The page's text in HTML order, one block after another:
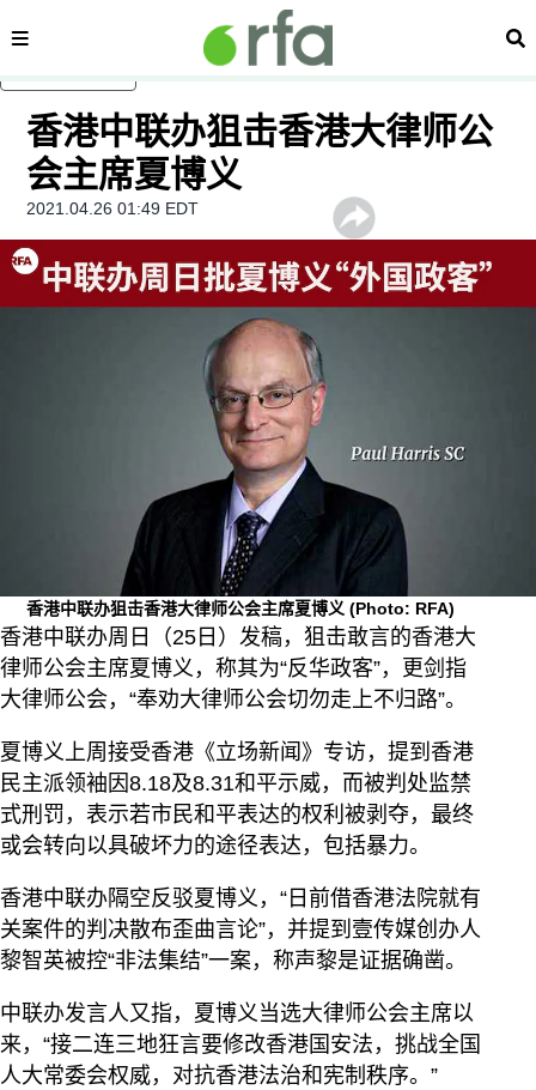
内容分类 搜
香港中联办狙击香港大律师公
会主席夏博义
2021.04.26 01:49 EDT
香港中联办狙击香港大律师公会主席夏博义(Photo: RFA)
香港中联办周日（25日）发稿，狙击敢言的香港大
律师公会主席夏博义，称其为“反华政客”，更剑指
大律师公会，“奉劝大律师公会切勿走上不归路”。
夏博义上周接受香港《立场新闻》专访，提到香港
民主派领袖因8.18及8.31和平示威，而被判处监禁
式刑罚，表示若市民和平表达的权利被剥夺，最终
或会转向以具破坏力的途径表达，包括暴力。
香港中联办隔空反驳夏博义，“日前借香港法院就有
关案件的判决散布歪曲言论”，并提到壹传媒创办人
黎智英被控“非法集结”一案，称声黎是证据确凿。
中联办发言人又指，夏博义当选大律师公会主席以
来，“接二连三地狂言要修改香港国安法，挑战全国
人大常委会权威，对抗香港法治和宪制秩序。”